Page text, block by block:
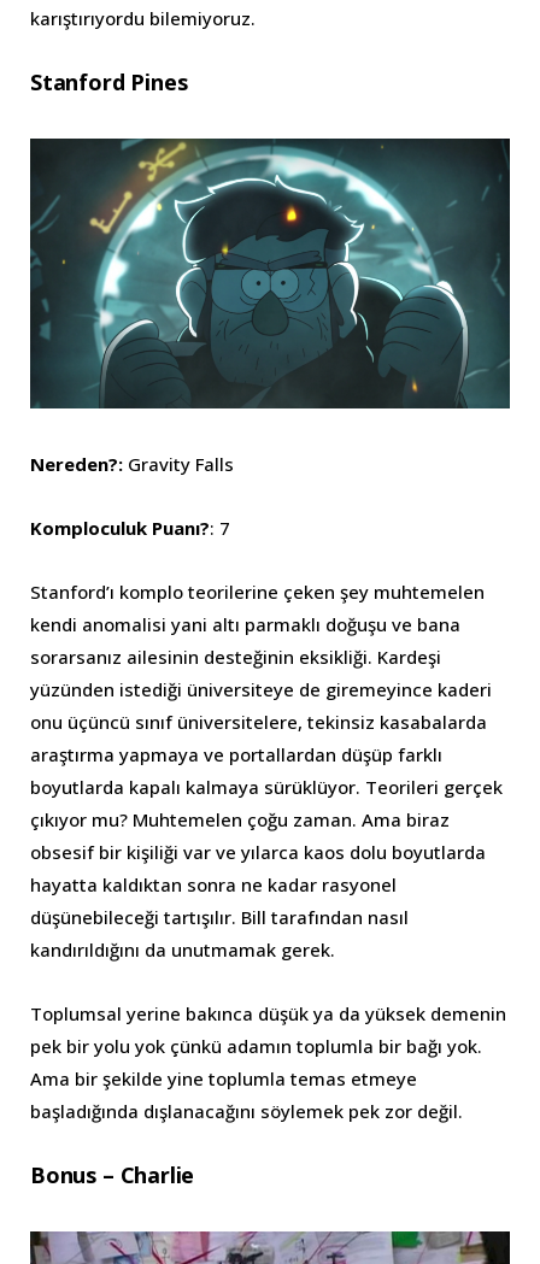
karıştırıyordu bilemiyoruz.
Stanford Pines
Nereden?: Gravity Falls
Komploculuk Puanı?: 7
Stanford’ı komplo teorilerine çeken şey muhtemelen
kendi anomalisi yani altı parmaklı doğuşu ve bana
sorarsanız ailesinin desteğinin eksikliği. Kardeşi
yüzünden istediği üniversiteye de giremeyince kaderi
onu üçüncü sınıf üniversitelere, tekinsiz kasabalarda
araştırma yapmaya ve portallardan düşüp farklı
boyutlarda kapalı kalmaya sürüklüyor. Teorileri gerçek
çıkıyor mu? Muhtemelen çoğu zaman. Ama biraz
obsesif bir kişiliği var ve yılarca kaos dolu boyutlarda
hayatta kaldıktan sonra ne kadar rasyonel
düşünebileceği tartışılır. Bill tarafından nasıl
kandırıldığını da unutmamak gerek.
Toplumsal yerine bakınca düşük ya da yüksek demenin
pek bir yolu yok çünkü adamın toplumla bir bağı yok.
Ama bir şekilde yine toplumla temas etmeye
başladığında dışlanacağını söylemek pek zor değil.
Bonus – Charlie